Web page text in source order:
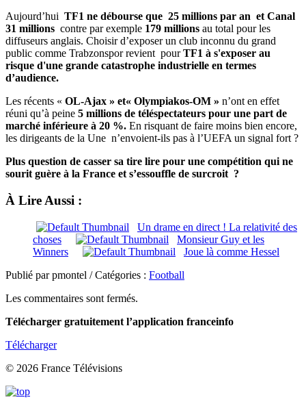
Aujourd’hui TF1 ne débourse que 25 millions par an et Canal
31 millions contre par exemple 179 millions au total pour les
diffuseurs anglais. Choisir d’exposer un club inconnu du grand
public comme Trabzonspor revient pourTF1 à s'exposer au
risque d'une grande catastrophe industrielle en termes
d’audience.
Les récents « OL-Ajax » et« Olympiakos-OM » n’ont en effet
réuni qu’à peine 5 millions de téléspectateurs pour une part de
marché inférieure à 20 %. En risquant de faire moins bien encore,
les dirigeants de la Une n’envoient-ils pas à l’UEFA un signal fort ?
Plus question de casser sa tire lire pour une compétition qui ne
sourit guère à la France et s’essouffle de surcroit ?
À Lire Aussi :
Un drame en direct ! La relativité des
choses
Monsieur Guy et les
Winners
Joue là comme Hessel
Publié par pmontel / Catégories : Football
Les commentaires sont fermés.
Télécharger gratuitement l’application franceinfo
Télécharger
© 2026 France Télévisions